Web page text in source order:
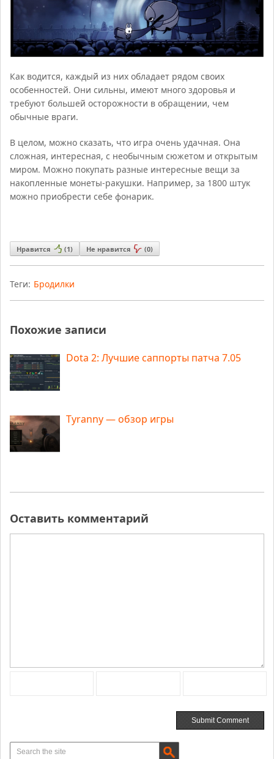
Как водится, каждый из них обладает рядом своих
особенностей. Они сильны, имеют много здоровья и
требуют большей осторожности в обращении, чем
обычные враги.
В целом, можно сказать, что игра очень удачная. Она
сложная, интересная, с необычным сюжетом и открытым
миром. Можно покупать разные интересные вещи за
накопленные монеты-ракушки. Например, за 1800 штук
можно приобрести себе фонарик.
Нравится (1) Не нравится (0)
Теги: Бродилки
Похожие записи
Dota 2: Лучшие саппорты патча 7.05
Tyranny — обзор игры
Оставить комментарий